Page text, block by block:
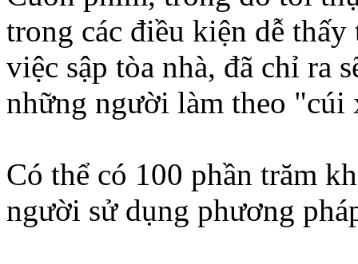
trong các điều kiện dễ
việc sập tòa nhà, đã chỉ ra
những người làm theo "cúi
Có thể có 100 phần trăm
người sử dụng phương